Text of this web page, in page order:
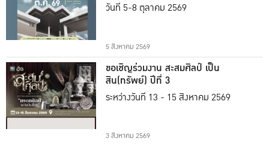
วันที่ 5-8 ตุลาคม 2569
5 สิงหาคม 2569
ขอเชิญร่วมงาน สะสมศิลป์ เป็น
สิน(ทรัพย์) ปีที่ 3
ระหว่างวันที่ 13 - 15 สิงหาคม 2569
3 สิงหาคม 2569